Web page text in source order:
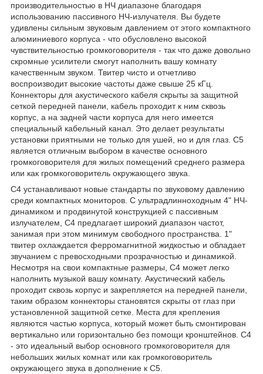
производительностью в НЧ диапазоне благодаря
использованию пассивного НЧ-излучателя. Вы будете
удивлены сильным звуковым давлением от этого компактного
алюминиевого корпуса - что обусловлено высокой
чувствительностью громкоговорителя - так что даже довольно
скромные усилители смогут наполнить вашу комнату
качественным звуком. Твитер чисто и отчетливо
воспроизводит высокие частоты даже свыше 25 кГц.
Коннекторы для акустического кабеля скрыты за защитной
сеткой передней панели, кабель проходит к ним сквозь
корпус, а на задней части корпуса для него имеется
специальный кабельный канал. Это делает результаты
установки приятными не только для ушей, но и для глаз. C5
является отличным выбором в качестве основного
громкоговорителя для жилых помещений среднего размера
или как громкоговоритель окружающего звука.
C4 устанавливают новые стандарты по звуковому давлению
среди компактных мониторов. С ультрадлинноходным 4" НЧ-
динамиком и продвинутой конструкцией с пассивным
излучателем, C4 предлагает широкий диапазон частот,
занимая при этом минимум свободного пространства. 1"
твитер охлаждается ферромагнитной жидкостью и обладает
звучанием с превосходными прозрачностью и динамикой.
Несмотря на свои компактные размеры, C4 может легко
наполнить музыкой вашу комнату. Акустический кабель
проходит сквозь корпус и закрепляется на передней панели,
таким образом коннекторы становятся скрыты от глаз при
установленной защитной сетке. Места для крепления
являются частью корпуса, который может быть смонтирован
вертикально или горизонтально без помощи кронштейнов. C4
- это идеальный выбор основного громкоговорителя для
небольших жилых комнат или как громкоговоритель
окружающего звука в дополнение к C5.